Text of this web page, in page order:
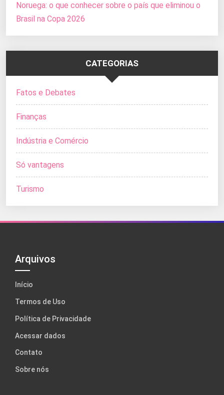
Noruega: o que conhecer sobre o país que eliminou o
Brasil na Copa 2026
CATEGORIAS
Fatos e Debates
Finanças
Indústria e Comércio
Só vantagens
Turismo
Arquivos
Início
Termos de Uso
Política de Privacidade
Acessar dados
Contato
Sobre nós